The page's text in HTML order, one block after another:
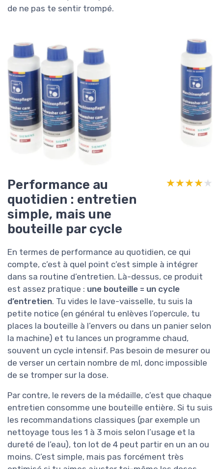
de ne pas te sentir trompé.
Performance au
quotidien : entretien
simple, mais une
bouteille par cycle
★★★★★
★★★★★
En termes de performance au quotidien, ce qui
compte, c’est à quel point c’est simple à intégrer
dans sa routine d’entretien. Là-dessus, ce produit
est assez pratique : une bouteille = un cycle
d’entretien. Tu vides le lave-vaisselle, tu suis la
petite notice (en général tu enlèves l’opercule, tu
places la bouteille à l’envers ou dans un panier selon
la machine) et tu lances un programme chaud,
souvent un cycle intensif. Pas besoin de mesurer ou
de verser un certain nombre de ml, donc impossible
de se tromper sur la dose.
Par contre, le revers de la médaille, c’est que chaque
entretien consomme une bouteille entière. Si tu suis
les recommandations classiques (par exemple un
nettoyage tous les 1 à 3 mois selon l’usage et la
dureté de l’eau), ton lot de 4 peut partir en un an ou
moins. C’est simple, mais pas forcément très